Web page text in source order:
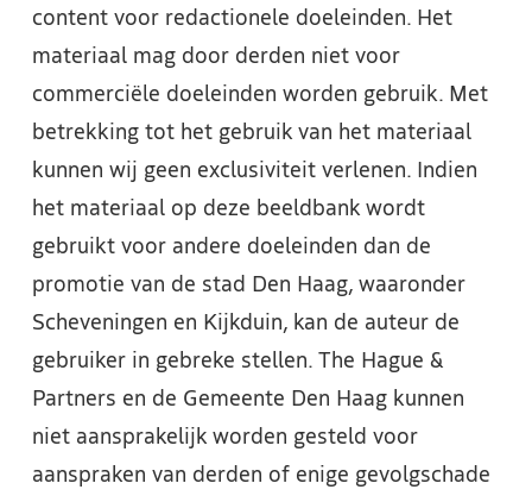
content voor redactionele doeleinden. Het
materiaal mag door derden niet voor
commerciële doeleinden worden gebruik. Met
betrekking tot het gebruik van het materiaal
kunnen wij geen exclusiviteit verlenen. Indien
het materiaal op deze beeldbank wordt
gebruikt voor andere doeleinden dan de
promotie van de stad Den Haag, waaronder
Scheveningen en Kijkduin, kan de auteur de
gebruiker in gebreke stellen. The Hague &
Partners en de Gemeente Den Haag kunnen
niet aansprakelijk worden gesteld voor
aanspraken van derden of enige gevolgschade